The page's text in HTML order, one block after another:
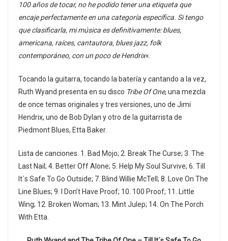
100 años de tocar, no he podido tener una etiqueta que
encaje perfectamente en una categoría específica. Si tengo
que clasificarla, mi música es definitivamente: blues,
americana, raíces, cantautora, blues jazz, folk
contemporáneo, con un poco de Hendrix«.
Tocando la guitarra, tocando la batería y cantando a la vez,
Ruth Wyand presenta en su disco Tribe Of One, una mezcla
de once temas originales y tres versiones, uno de Jimi
Hendrix, uno de Bob Dylan y otro de la guitarrista de
Piedmont Blues, Etta Baker.
Lista de canciones. 1. Bad Mojo; 2. Break The Curse; 3. The
Last Nail; 4. Better Off Alone; 5. Help My Soul Survive; 6. Till
It`s Safe To Go Outside; 7. Blind Willie McTell; 8. Love On The
Line Blues; 9. I Don’t Have Proof; 10. 100 Proof; 11. Little
Wing; 12. Broken Woman; 13. Mint Julep; 14. On The Porch
With Etta.